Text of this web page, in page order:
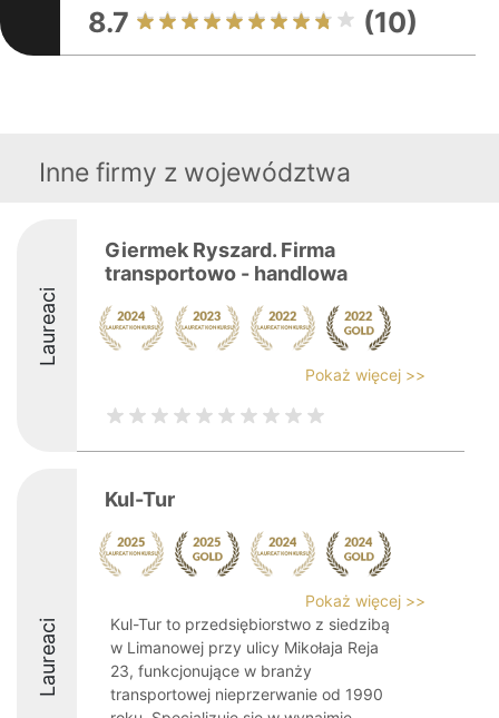
8.7 (10)
Inne firmy z województwa
Laureaci
Giermek Ryszard. Firma
transportowo - handlowa
Pokaż więcej >>
Laureaci
Kul-Tur
Pokaż więcej >>
Kul-Tur to przedsiębiorstwo z siedzibą
w Limanowej przy ulicy Mikołaja Reja
23, funkcjonujące w branży
transportowej nieprzerwanie od 1990